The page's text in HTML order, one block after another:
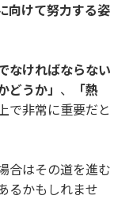
向けて努力する姿
なければならない
どうか」 、
「熱
で非常に重要だと
合はその道を進む
るかもしれませ